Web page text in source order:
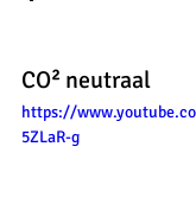
CO² neutraal
https://
5ZLaR-g